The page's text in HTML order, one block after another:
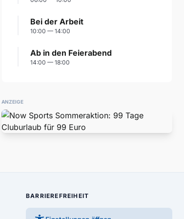
Bei der Arbeit
10:00 — 14:00
Ab in den Feierabend
14:00 — 18:00
ANZEIGE
BARRIEREFREIHEIT